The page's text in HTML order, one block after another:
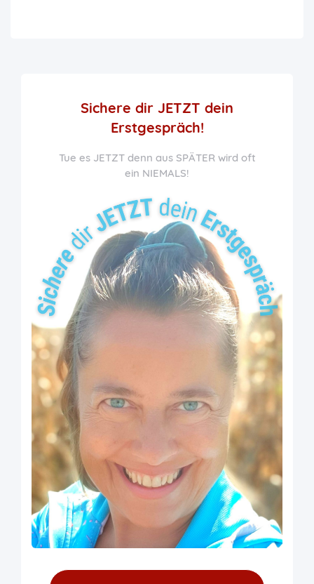
Sichere dir JETZT dein
Erstgespräch!
Tue es JETZT denn aus SPÄTER wird oft
ein NIEMALS!